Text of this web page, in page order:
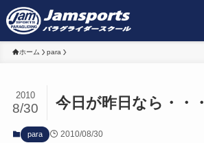
ホーム para
今日が昨日なら・・・
2010
8/30
para 2010/08/30